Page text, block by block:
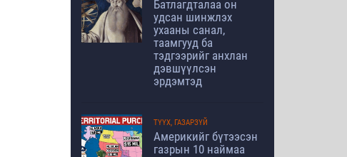
Батлагдталаа он
удсан шинжлэх
ухааны санал,
таамгууд ба
тэдгээрийг анхлан
дэвшүүлсэн
эрдэмтэд
ТҮҮХ, ГАЗАРЗҮЙ
Америкийг бүтээсэн
газрын 10 наймаа